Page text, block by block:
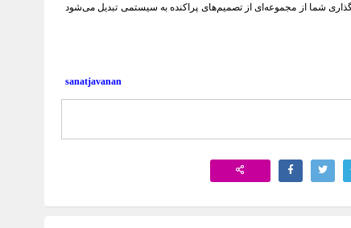
شما از مجموعه‌ای از تصمیم‌های پراکنده به سیستمی تبدیل می‌شود
sanatjavanan